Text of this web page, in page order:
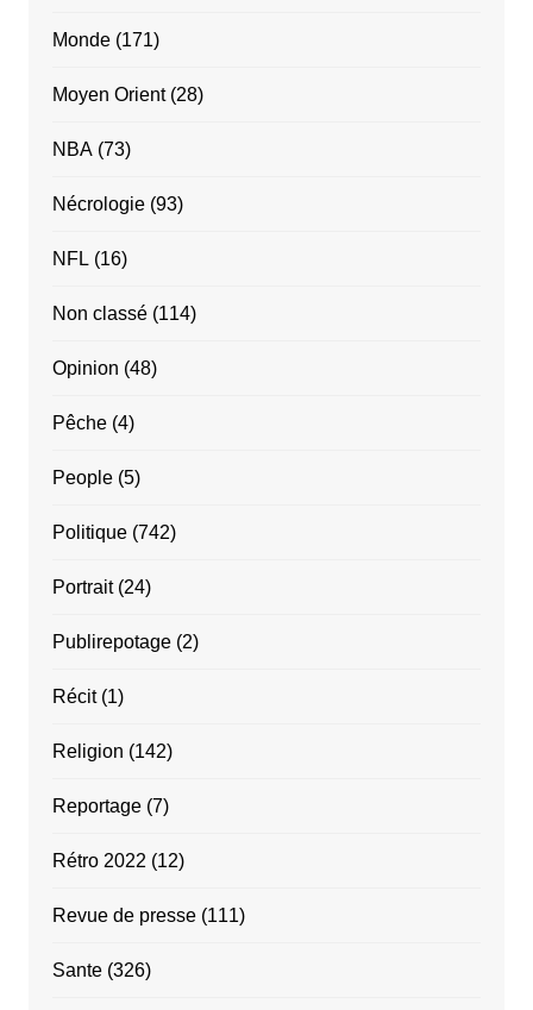
Monde(171)
Moyen Orient(28)
NBA(73)
Nécrologie(93)
NFL (16)
Non classé(114)
Opinion (48)
Pêche(4)
People(5)
Politique(742)
Portrait(24)
Publirepotage(2)
Récit(1)
Religion (142)
Reportage(7)
Rétro 2022 (12)
Revue de presse(111)
Sante(326)